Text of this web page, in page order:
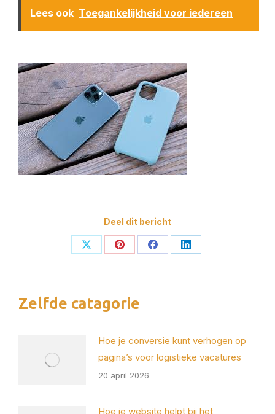
Lees ook Toegankelijkheid voor iedereen
Deel dit bericht
Deel
Deel
Deel
Deel
Zelfde catagorie
Hoe je conversie kunt verhogen op
pagina’s voor logistieke vacatures
20 april 2026
Hoe je website helpt bij het